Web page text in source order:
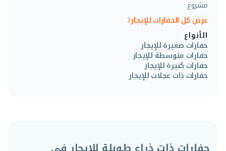
مشروع
عرض كل الحفارات للإيجار
الأنواع
حفارات صغيرة للإيجار
حفارات متوسطة للإيجار
حفارات كبيرة للإيجار
حفارات ذات عجلات للإيجار
حفارات ذات ذراع طويلة للإيجار في